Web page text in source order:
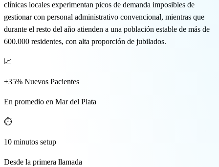
clínicas locales experimentan picos de demanda imposibles de
gestionar con personal administrativo convencional, mientras que
durante el resto del año atienden a una población estable de más de
600.000 residentes, con alta proporción de jubilados.
📈
+35% Nuevos Pacientes
En promedio en Mar del Plata
⏱️
10 minutos setup
Desde la primera llamada